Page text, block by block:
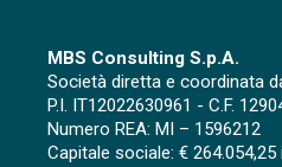
MBS Consulting S.p.A.
Società diretta e coordinata
P.I. IT12022630961 - C.F.
Numero REA: MI – 1596212
Capitale sociale: € 264.054,25